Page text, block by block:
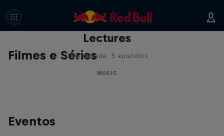
Filmes e Séries
Red Bull Music Academy
Lectures
1 Temporada · 5 episódios
MUSIC
Eventos